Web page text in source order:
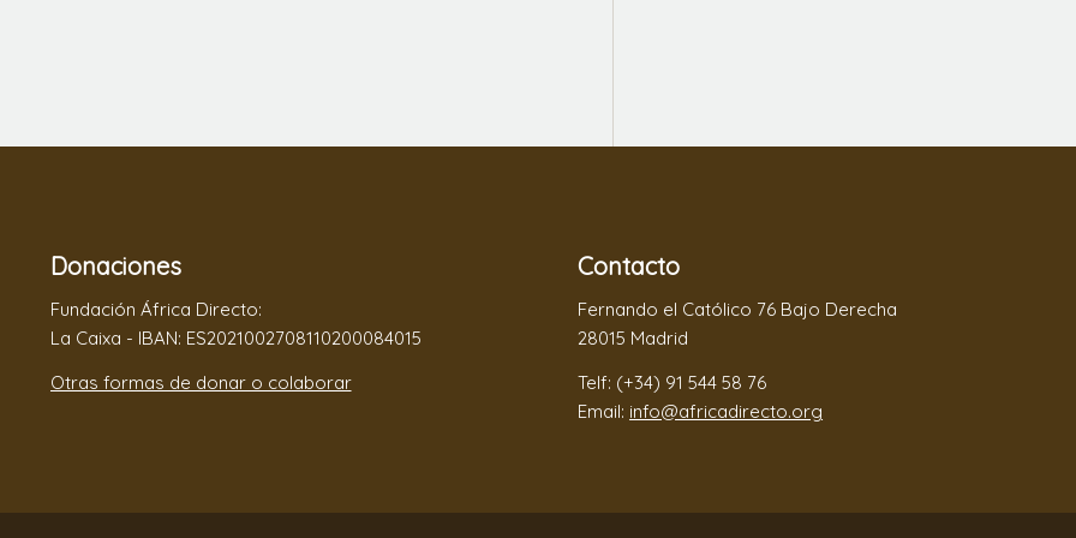
Donaciones
Fundación África Directo:
La Caixa - IBAN: ES2021002708110200084015
Otras formas de donar o colaborar
Contacto
Fernando el Católico 76 Bajo Derecha
28015 Madrid
Telf: (+34) 91 544 58 76
Email: info@africadirecto.org